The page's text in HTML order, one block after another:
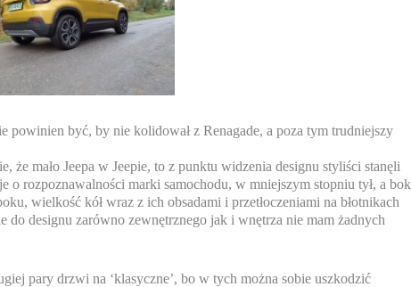
powinien być, by nie kolidował z Renagade, a poza tym trudniejszy
mało Jeepa w Jeepie, to z punktu widzenia designu styliści stanęli
o rozpoznawalności marki samochodu, w mniejszym stopniu tył, a
wielkość kół wraz z ich obsadami i przetłoczeniami na błotnikach
do designu zarówno zewnętrznego jak i wnętrza nie mam żadnych
pary drzwi na ‘klasyczne’, bo w tych można sobie uszkodzić